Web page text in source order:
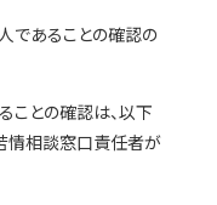
であることの確認の
ことの確認は、以下
情相談窓口責任者が